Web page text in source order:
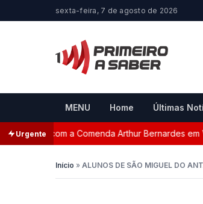
sexta-feira, 7 de agosto de 2026
MENU Home Últimas
Urgente
com a Comenda Arthur Bernardes em Viçosa
Início » ALUNOS DE SÃO MIGUEL DO